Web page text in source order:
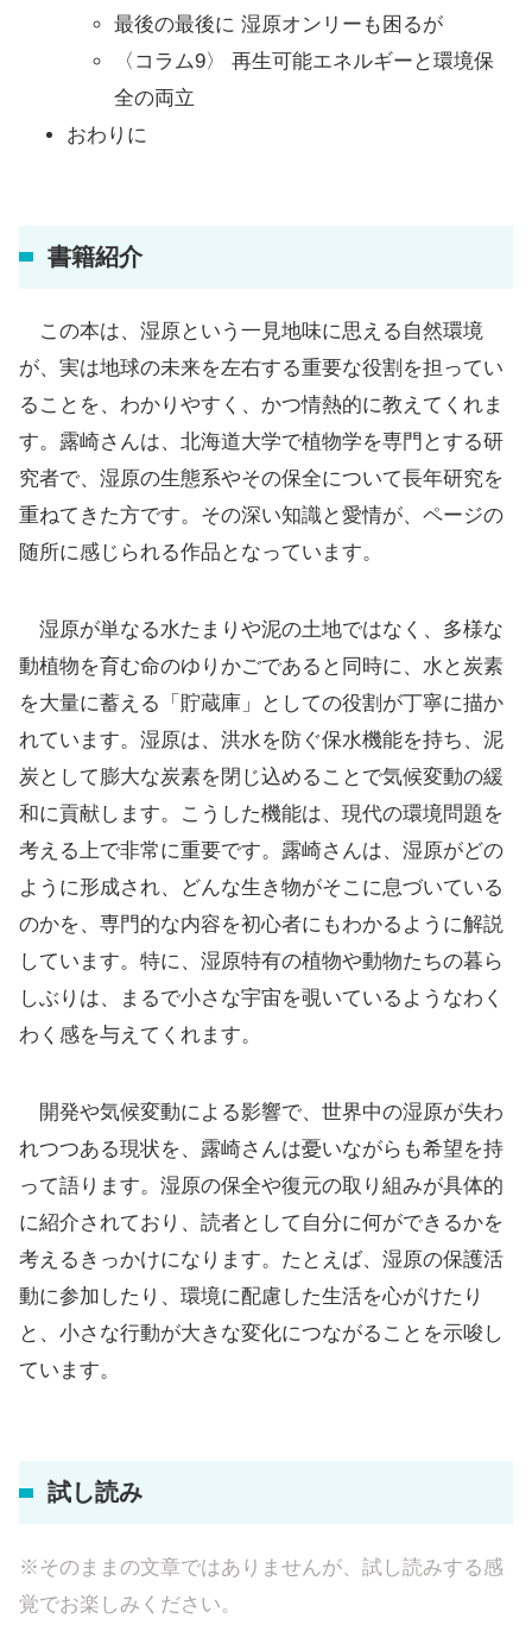
最後の最後に 湿原オンリーも困るが
〈コラム9〉 再生可能エネルギーと環境保
全の両立
おわりに
書籍紹介
この本は、湿原という一見地味に思える自然環境
が、実は地球の未来を左右する重要な役割を担ってい
ることを、わかりやすく、かつ情熱的に教えてくれま
す。露崎さんは、北海道大学で植物学を専門とする研
究者で、湿原の生態系やその保全について長年研究を
重ねてきた方です。その深い知識と愛情が、ページの
随所に感じられる作品となっています。
湿原が単なる水たまりや泥の土地ではなく、多様な
動植物を育む命のゆりかごであると同時に、水と炭素
を大量に蓄える「貯蔵庫」としての役割が丁寧に描か
れています。湿原は、洪水を防ぐ保水機能を持ち、泥
炭として膨大な炭素を閉じ込めることで気候変動の緩
和に貢献します。こうした機能は、現代の環境問題を
考える上で非常に重要です。露崎さんは、湿原がどの
ように形成され、どんな生き物がそこに息づいている
のかを、専門的な内容を初心者にもわかるように解説
しています。特に、湿原特有の植物や動物たちの暮ら
しぶりは、まるで小さな宇宙を覗いているようなわく
わく感を与えてくれます。
開発や気候変動による影響で、世界中の湿原が失わ
れつつある現状を、露崎さんは憂いながらも希望を持
って語ります。湿原の保全や復元の取り組みが具体的
に紹介されており、読者として自分に何ができるかを
考えるきっかけになります。たとえば、湿原の保護活
動に参加したり、環境に配慮した生活を心がけたり
と、小さな行動が大きな変化につながることを示唆し
ています。
試し読み
※そのままの文章ではありませんが、試し読みする感
覚でお楽しみください。